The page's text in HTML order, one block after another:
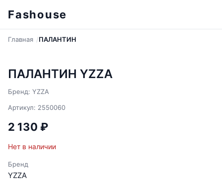
Fashouse
Главная ПАЛАНТИН
ПАЛАНТИН YZZA
Бренд: YZZA
Артикул: 2550060
2 130 ₽
Нет в наличии
Бренд
YZZA